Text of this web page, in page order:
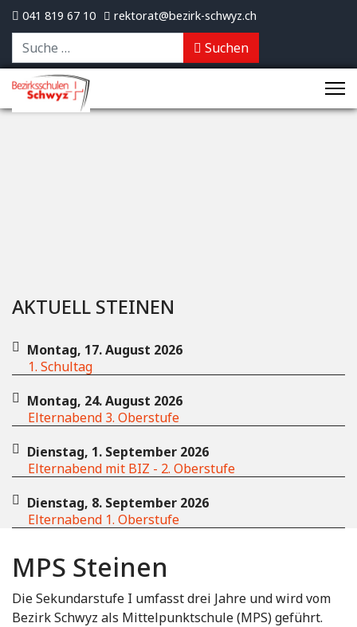
041 819 67 10 rektorat@bezirk-schwyz.ch
Suchen
Suchen
AKTUELL STEINEN
Montag, 17. August 2026
1. Schultag
Montag, 24. August 2026
Elternabend 3. Oberstufe
Dienstag, 1. September 2026
Elternabend mit BIZ - 2. Oberstufe
Dienstag, 8. September 2026
Elternabend 1. Oberstufe
MPS Steinen
Die Sekundarstufe I umfasst drei Jahre und wird vom
Bezirk Schwyz als Mittelpunktschule (MPS) geführt.